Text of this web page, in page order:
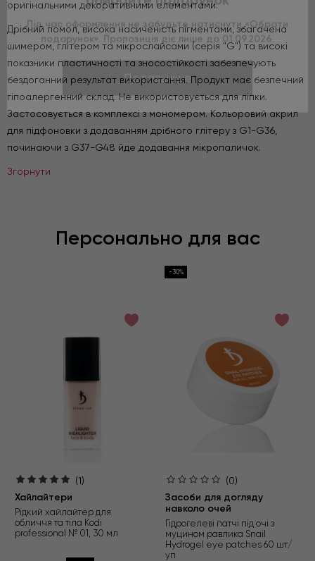
оригінальними декоративними елементами.
Дрібний помол, висока насиченість пігментами, збагачена
шимером, глітером та мікрослайсами (серія "G") та високі
показники пластичності та зносостійкості забезпечують
бездоганний результат використання. Продукт має безпечний
гіпоалергенний склад. Не використовується для ліпки.
Застосовується в комплексі з мономером. Кольоровий акрил
для підфоновки з додаванням дрібного глітеру з G1-G36,
починаючи з G37-G48 йде додавання мікропаличок.
Згорнути
Персонально для вас
(1)
Хайлайтери
Рідкий хайлайтер для
обличчя та тіла Kodi
professional № 01, 30 мл
-30%
(0)
Засоби для догляду
навколо очей
Гідрогелеві патчі під очі з
муцином равлика Snail
Hydrogel eye patches 60 шт/
уп
Під час оформлення не забудьте натиснути «Обрати
подарунок». Пропозиція діє лише до 01.09.2026.
Детальніше